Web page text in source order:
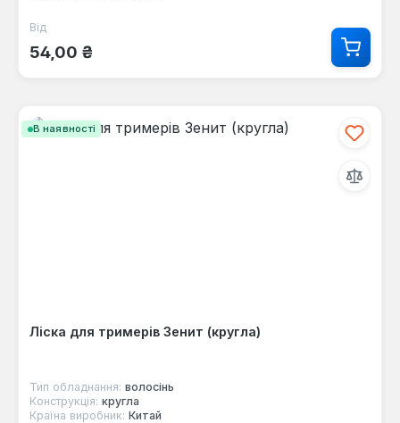
Звичайна ціна:
Від
54,00 ₴
В наявності
Ліска для тримерів Зенит (кругла)
Тип обладнання: волосінь
Конструкція: кругла
Країна виробник: Китай